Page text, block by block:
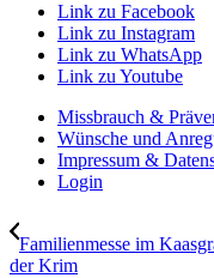
Link zu Facebook
Link zu Instagram
Link zu WhatsApp
Link zu Youtube
Missbrauch &
Wünsche und
Impressum &
Login
Familienmesse im
der Krim